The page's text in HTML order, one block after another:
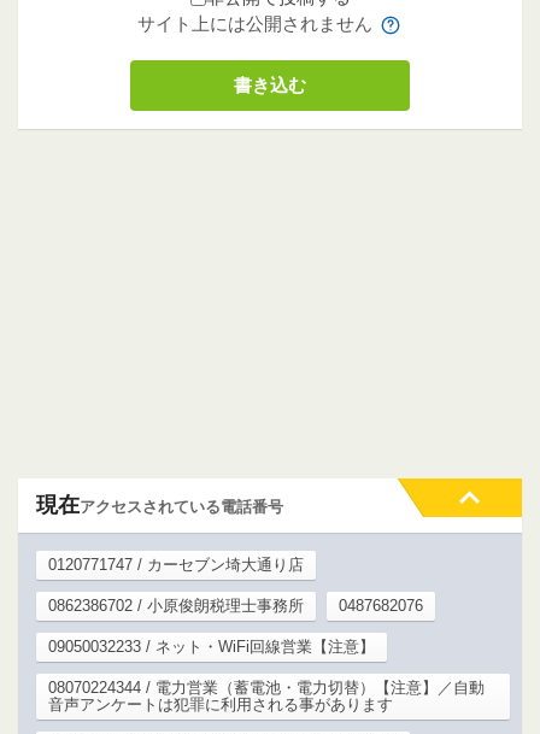
サイト上には公開されません
現在アクセスされている電話番号
0120771747 / カーセブン埼大通り店
0862386702 / 小原俊朗税理士事務所 0487682076
09050032233 / ネット・WiFi回線営業【注意】
08070224344 / 電力営業（蓄電池・電力切替）【注意】／自動
音声アンケートは犯罪に利用される事があります